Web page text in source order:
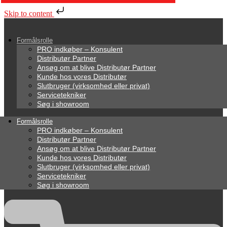
Skip to content
Formålsrolle
PRO indkøber – Konsulent
Distributør Partner
Ansøg om at blive Distributør Partner
Kunde hos vores Distributør
Slutbruger (virksomhed eller privat)
Servicetekniker
Søg i showroom
Formålsrolle
PRO indkøber – Konsulent
Distributør Partner
Ansøg om at blive Distributør Partner
Kunde hos vores Distributør
Slutbruger (virksomhed eller privat)
Servicetekniker
Søg i showroom